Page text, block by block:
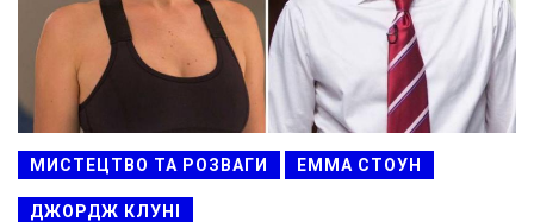
МИСТЕЦТВО ТА РОЗВАГИ ЕММА СТОУН
ДЖОРДЖ КЛУНІ